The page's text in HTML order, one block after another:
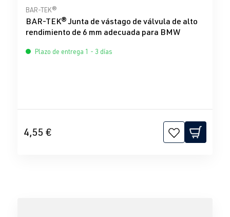
Calificación promedio de 0 de 5 estrellas
BAR-TEK®
BAR-TEK® Junta de vástago de válvula de alto
rendimiento de 6 mm adecuada para BMW
Plazo de entrega 1 - 3 días
4,55 €